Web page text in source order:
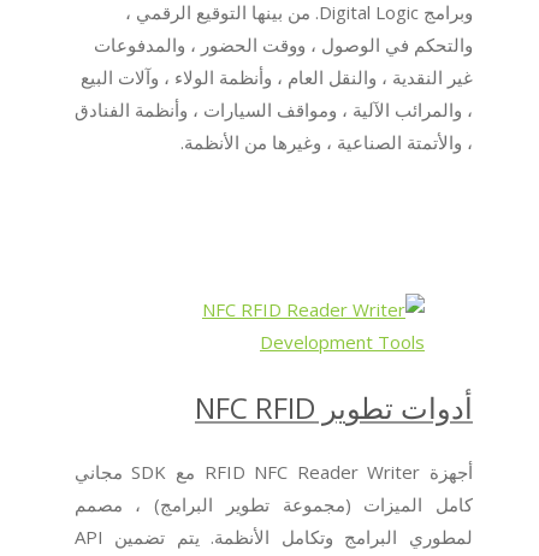
وبرامج Digital Logic. من بينها التوقيع الرقمي ،
والتحكم في الوصول ، ووقت الحضور ، والمدفوعات
غير النقدية ، والنقل العام ، وأنظمة الولاء ، وآلات البيع
، والمرائب الآلية ، ومواقف السيارات ، وأنظمة الفنادق
، والأتمتة الصناعية ، وغيرها من الأنظمة.
أدوات تطوير NFC RFID
أجهزة RFID NFC Reader Writer مع SDK مجاني
كامل الميزات (مجموعة تطوير البرامج) ، مصمم
لمطوري البرامج وتكامل الأنظمة. يتم تضمين API